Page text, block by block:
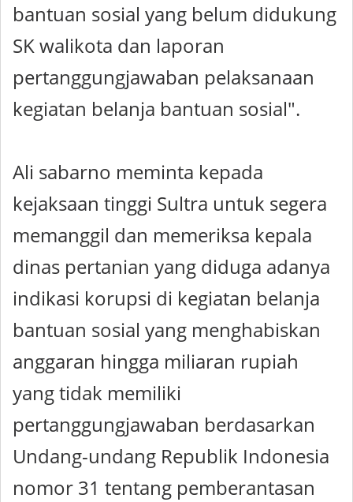
bantuan sosial yang belum didukung
SK walikota dan laporan
pertanggungjawaban pelaksanaan
kegiatan belanja bantuan sosial".
Ali sabarno meminta kepada
kejaksaan tinggi Sultra untuk segera
memanggil dan memeriksa kepala
dinas pertanian yang diduga adanya
indikasi korupsi di kegiatan belanja
bantuan sosial yang menghabiskan
anggaran hingga miliaran rupiah
yang tidak memiliki
pertanggungjawaban berdasarkan
Undang-undang Republik Indonesia
nomor 31 tentang pemberantasan